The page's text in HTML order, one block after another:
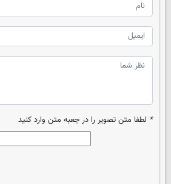
* لطفا متن تصویر را در جعبه متن وارد کنید